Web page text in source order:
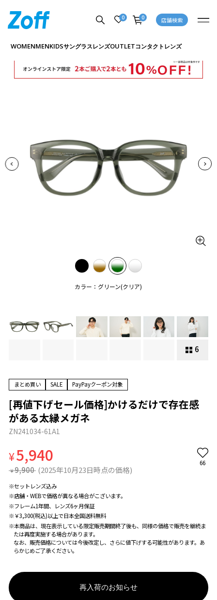
0 0 店舗検索
WOMENMENKIDSサングラスレンズOUTLETコンタクトレンズ
カラー：グリーン(クリア)
6
商品詳細ページへ
まとめ買い SALE PayPayクーポン対象
[再値下げセール価格]かけるだけで存在感
がある太縁メガネ
ZN241034-61A1
¥5,940
¥ 9,900 (2025年10月23日時点の価格)
66
※セットレンズ込み
※店舗・WEBで価格が異なる場合がこざいます。
※フレーム1年間、レンズ6ヶ月保証
※￥3,300(税込)以上で日本全国送料無料
※本商品は、現在表示している限定販売期間終了後も、同様の価格で販売を継続ま
たは再度実施する場合があります。
なお、販売価格については今後改定し、さらに値下げする可能性があります。あ
らかじめご了承ください。
再入荷のお知らせ